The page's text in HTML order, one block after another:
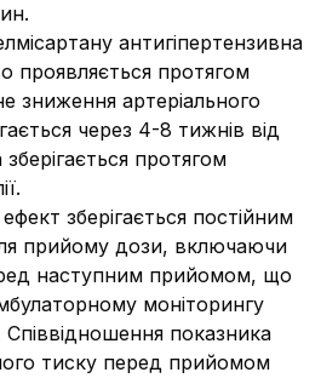
антигіпертензивна
проявляється протягом
зниження артеріального
через 4-8 тижнів від
протягом
зберігається постійним
прийому дози, включаючи
наступним прийомом, що
моніторингу
Співвідношення показника
тиску перед прийомом